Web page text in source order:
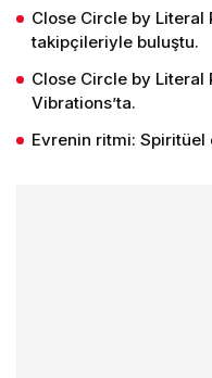
Close Circle by Literal
takipçileriyle buluştu.
Close Circle by Literal
Vibrations’ta.
Evrenin ritmi: Spiritüel